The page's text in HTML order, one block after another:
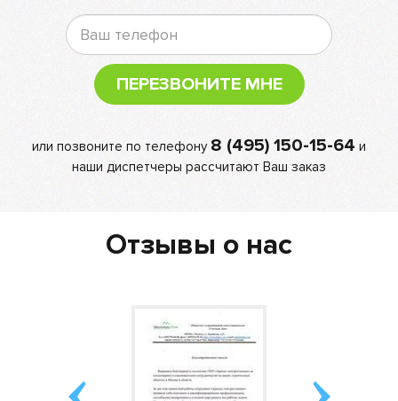
ПЕРЕЗВОНИТЕ МНЕ
или позвоните по телефону 8 (495) 150-15-64 и
наши диспетчеры рассчитают Ваш заказ
Отзывы о нас